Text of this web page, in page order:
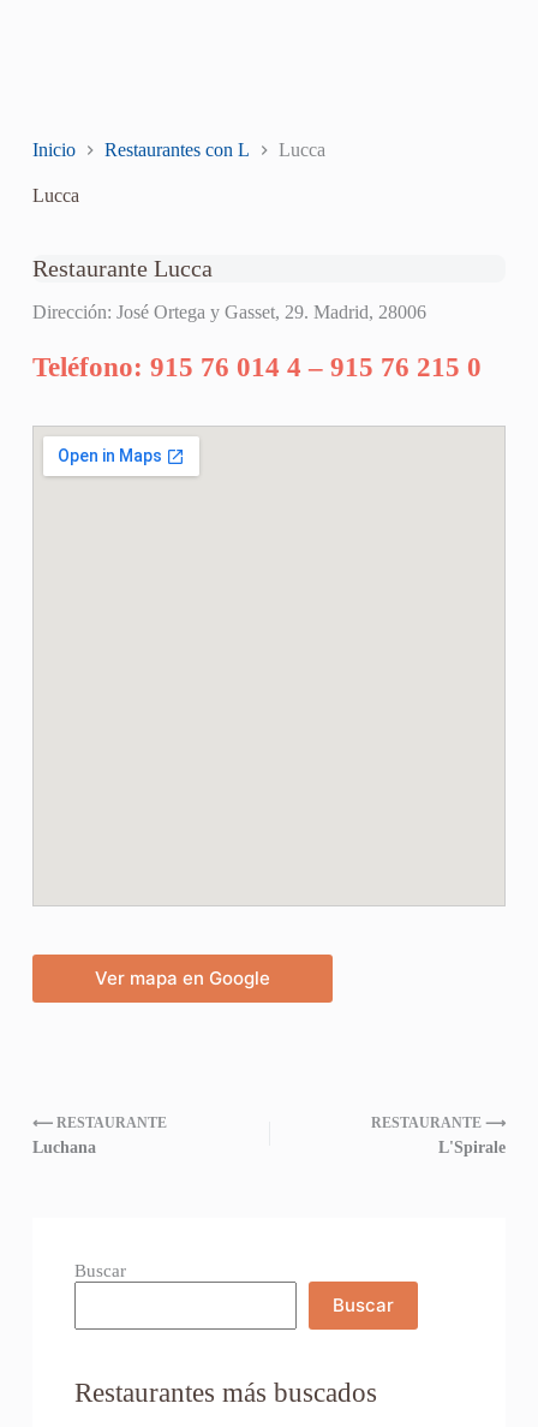
Inicio Restaurantes con L Lucca
Lucca
Restaurante Lucca
Dirección: José Ortega y Gasset, 29. Madrid, 28006
Teléfono: 915 76 014 4 – 915 76 215 0
Ver mapa en Google
⟵ RESTAURANTE
Luchana
RESTAURANTE ⟶
L'Spirale
Buscar
Buscar
Restaurantes más buscados